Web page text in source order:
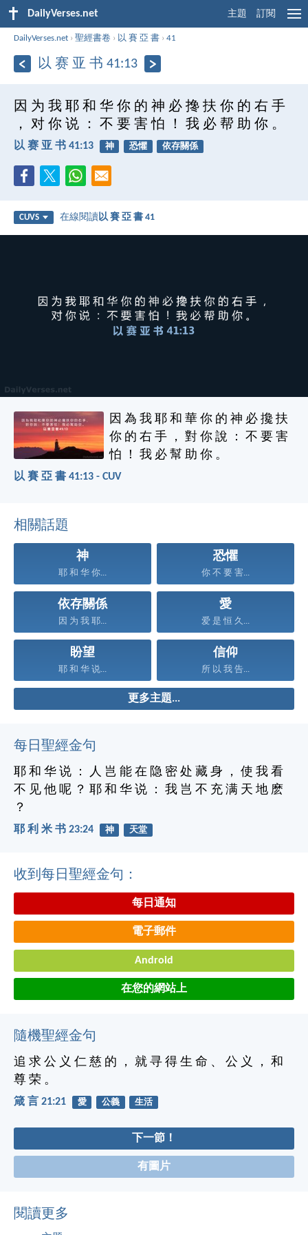
DailyVerses.net 主題 訂閱
DailyVerses.net ›聖經書卷 › 以 賽 亞 書 ›41
以 赛 亚 书 41:13
因 为 我 耶 和 华 你 的 神 必 搀 扶 你 的 右 手
， 对 你 说 ： 不 要 害 怕 ！ 我 必 帮 助 你 。
以 赛 亚 书 41:13 神 恐懼 依存關係
CUVS 在線閱讀以 賽 亞 書 41
因 為 我 耶 和 華 你 的 神 必 攙 扶
你 的 右 手 ， 對 你 說 ： 不 要 害
怕 ！ 我 必 幫 助 你 。
以 賽 亞 書 41:13 - CUV
相關話題
神
耶 和 华 你...
恐懼
你 不 要 害...
依存關係
因 为 我 耶...
愛
爱 是 恒 久...
盼望
耶 和 华 说...
信仰
所 以 我 告...
更多主題...
每日聖經金句
耶 和 华 说 ： 人 岂 能 在 隐 密 处 藏 身 ， 使 我 看
不 见 他 呢 ？ 耶 和 华 说 ： 我 岂 不 充 满 天 地 麽
？
耶 利 米 书 23:24 神 天堂
收到每日聖經金句：
每日通知
電子郵件
Android
在您的網站上
隨機聖經金句
追 求 公 义 仁 慈 的 ， 就 寻 得 生 命 、 公 义 ， 和
尊 荣 。
箴 言 21:21 愛 公義 生活
下一節！
有圖片
閱讀更多